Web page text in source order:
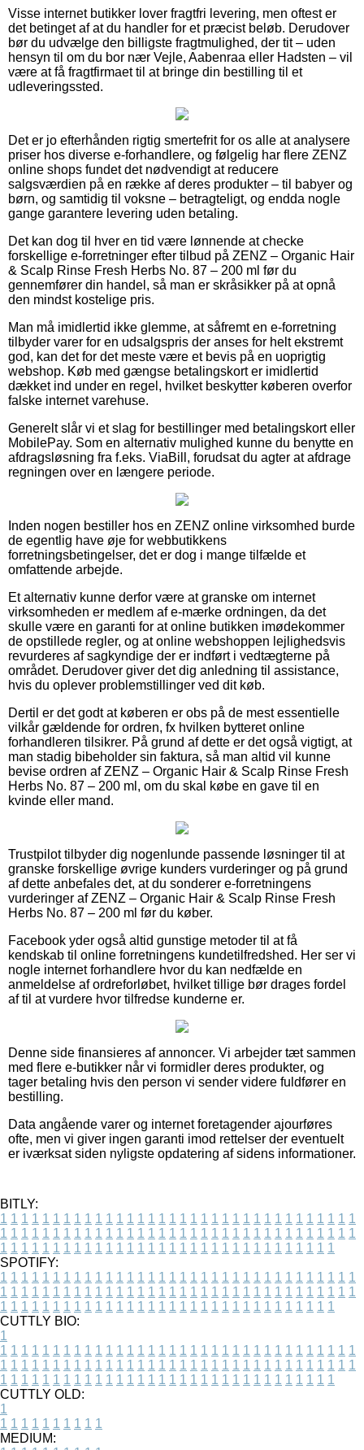
Visse internet butikker lover fragtfri levering, men oftest er
det betinget af at du handler for et præcist beløb. Derudover
bør du udvælge den billigste fragtmulighed, der tit – uden
hensyn til om du bor nær Vejle, Aabenraa eller Hadsten – vil
være at få fragtfirmaet til at bringe din bestilling til et
udleveringssted.
Det er jo efterhånden rigtig smertefrit for os alle at analysere
priser hos diverse e-forhandlere, og følgelig har flere ZENZ
online shops fundet det nødvendigt at reducere
salgsværdien på en række af deres produkter – til babyer og
børn, og samtidig til voksne – betragteligt, og endda nogle
gange garantere levering uden betaling.
Det kan dog til hver en tid være lønnende at checke
forskellige e-forretninger efter tilbud på ZENZ – Organic Hair
& Scalp Rinse Fresh Herbs No. 87 – 200 ml før du
gennemfører din handel, så man er skråsikker på at opnå
den mindst kostelige pris.
Man må imidlertid ikke glemme, at såfremt en e-forretning
tilbyder varer for en udsalgspris der anses for helt ekstremt
god, kan det for det meste være et bevis på en uoprigtig
webshop. Køb med gængse betalingskort er imidlertid
dækket ind under en regel, hvilket beskytter køberen overfor
falske internet varehuse.
Generelt slår vi et slag for bestillinger med betalingskort eller
MobilePay. Som en alternativ mulighed kunne du benytte en
afdragsløsning fra f.eks. ViaBill, forudsat du agter at afdrage
regningen over en længere periode.
Inden nogen bestiller hos en ZENZ online virksomhed burde
de egentlig have øje for webbutikkens
forretningsbetingelser, det er dog i mange tilfælde et
omfattende arbejde.
Et alternativ kunne derfor være at granske om internet
virksomheden er medlem af e-mærke ordningen, da det
skulle være en garanti for at online butikken imødekommer
de opstillede regler, og at online webshoppen lejlighedsvis
revurderes af sagkyndige der er indført i vedtægterne på
området. Derudover giver det dig anledning til assistance,
hvis du oplever problemstillinger ved dit køb.
Dertil er det godt at køberen er obs på de mest essentielle
vilkår gældende for ordren, fx hvilken bytteret online
forhandleren tilsikrer. På grund af dette er det også vigtigt, at
man stadig bibeholder sin faktura, så man altid vil kunne
bevise ordren af ZENZ – Organic Hair & Scalp Rinse Fresh
Herbs No. 87 – 200 ml, om du skal købe en gave til en
kvinde eller mand.
Trustpilot tilbyder dig nogenlunde passende løsninger til at
granske forskellige øvrige kunders vurderinger og på grund
af dette anbefales det, at du sonderer e-forretningens
vurderinger af ZENZ – Organic Hair & Scalp Rinse Fresh
Herbs No. 87 – 200 ml før du køber.
Facebook yder også altid gunstige metoder til at få
kendskab til online forretningens kundetilfredshed. Her ser vi
nogle internet forhandlere hvor du kan nedfælde en
anmeldelse af ordreforløbet, hvilket tillige bør drages fordel
af til at vurdere hvor tilfredse kunderne er.
Denne side finansieres af annoncer. Vi arbejder tæt sammen
med flere e-butikker når vi formidler deres produkter, og
tager betaling hvis den person vi sender videre fuldfører en
bestilling.
Data angående varer og internet foretagender ajourføres
ofte, men vi giver ingen garanti imod rettelser der eventuelt
er iværksat siden nyligste opdatering af sidens informationer.
BITLY:
1 1 1 1 1 1 1 1 1 1 1 1 1 1 1 1 1 1 1 1 1 1 1 1 1 1 1 1 1 1 1 1 1 1
1 1 1 1 1 1 1 1 1 1 1 1 1 1 1 1 1 1 1 1 1 1 1 1 1 1 1 1 1 1 1 1 1 1
1 1 1 1 1 1 1 1 1 1 1 1 1 1 1 1 1 1 1 1 1 1 1 1 1 1 1 1 1 1 1 1
SPOTIFY:
1 1 1 1 1 1 1 1 1 1 1 1 1 1 1 1 1 1 1 1 1 1 1 1 1 1 1 1 1 1 1 1 1 1
1 1 1 1 1 1 1 1 1 1 1 1 1 1 1 1 1 1 1 1 1 1 1 1 1 1 1 1 1 1 1 1 1 1
1 1 1 1 1 1 1 1 1 1 1 1 1 1 1 1 1 1 1 1 1 1 1 1 1 1 1 1 1 1 1 1
CUTTLY BIO:
1
1 1 1 1 1 1 1 1 1 1 1 1 1 1 1 1 1 1 1 1 1 1 1 1 1 1 1 1 1 1 1 1 1 1
1 1 1 1 1 1 1 1 1 1 1 1 1 1 1 1 1 1 1 1 1 1 1 1 1 1 1 1 1 1 1 1 1 1
1 1 1 1 1 1 1 1 1 1 1 1 1 1 1 1 1 1 1 1 1 1 1 1 1 1 1 1 1 1 1 1
CUTTLY OLD:
1
1 1 1 1 1 1 1 1 1 1
MEDIUM: